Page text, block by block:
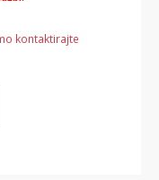
kontaktirajte